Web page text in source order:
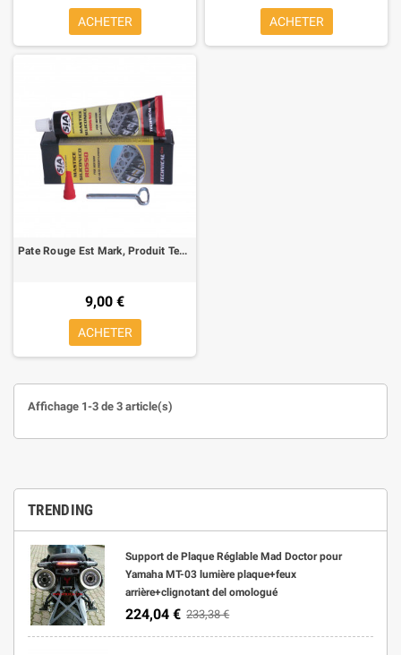
TRENDING
Support de Plaque Réglable Mad Doctor pour
Yamaha MT-03 lumière plaque+feux
arrière+clignotant del omologué
224,04 € 233,38 €
ACHETER ACHETER
Pate Rouge Est Mark, Produit Technique, 75 Ml
9,00 €
ACHETER
Affichage 1-3 de 3 article(s)